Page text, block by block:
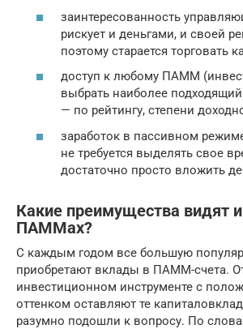
заинтересованность
рискует и деньгами, и своей
поэтому старается торговать
доступ к любому ПАММ
выбрать наиболее
— по рейтингу, степени
заработок в пассивном
не требуется выделять свое
достаточно просто вложить
Какие преимущества видят
ПАММах?
С каждым годом все большую
приобретают вклады в ПАММ-счета.
инвестиционном инструменте с
оттенком оставляют те
разумно подошли к вопросу. По